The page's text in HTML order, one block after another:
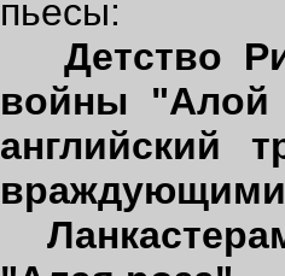
пьесы:
Детство
войны
английский
враждующими